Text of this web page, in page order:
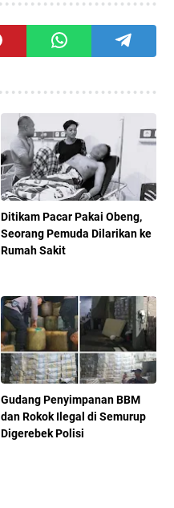
Ditikam Pacar Pakai Obeng,
Seorang Pemuda Dilarikan ke
Rumah Sakit
Gudang Penyimpanan BBM
dan Rokok Ilegal di Semurup
Digerebek Polisi